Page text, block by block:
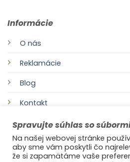
Informácie
O nás
Reklamácie
Blog
Kontakt
Spravujte súhlas so
Na našej webovej stránke
aby sme vám poskytli čo
že si zapamätáme vaše